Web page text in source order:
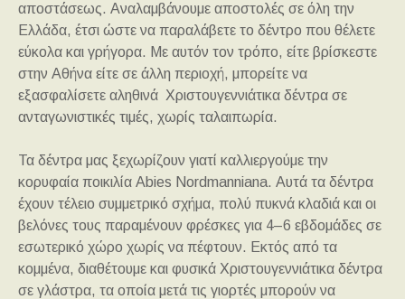
αποστάσεως. Αναλαμβάνουμε αποστολές σε όλη την
Ελλάδα, έτσι ώστε να παραλάβετε το δέντρο που θέλετε
εύκολα και γρήγορα. Με αυτόν τον τρόπο, είτε βρίσκεστε
στην Αθήνα είτε σε άλλη περιοχή, μπορείτε να
εξασφαλίσετε αληθινά Χριστουγεννιάτικα δέντρα σε
ανταγωνιστικές τιμές, χωρίς ταλαιπωρία.
Τα δέντρα μας ξεχωρίζουν γιατί καλλιεργούμε την
κορυφαία ποικιλία Abies Nordmanniana. Αυτά τα δέντρα
έχουν τέλειο συμμετρικό σχήμα, πολύ πυκνά κλαδιά και οι
βελόνες τους παραμένουν φρέσκες για 4–6 εβδομάδες σε
εσωτερικό χώρο χωρίς να πέφτουν. Εκτός από τα
κομμένα, διαθέτουμε και φυσικά Χριστουγεννιάτικα δέντρα
σε γλάστρα, τα οποία μετά τις γιορτές μπορούν να